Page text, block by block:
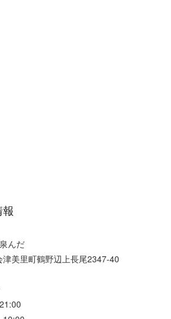
報
んだ
美里町鶴野辺上長尾2347-40